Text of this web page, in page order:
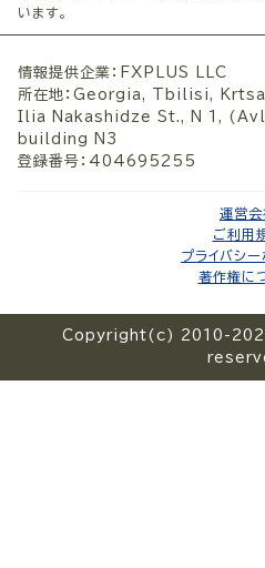
います。
情報提供企業：FXPLUS LLC
所在地：Georgia, Tbilisi,
Ilia Nakashidze St., N 1,
building N3
登録番号：404695255
運営会
ご利用
プライバシー
著作権に
Copyright(c) 2010-